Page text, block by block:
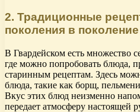
2. Традиционные
поколения в поколение
В Гвардейском есть множество
где можно попробовать блюда,
старинным рецептам. Здесь
блюда, такие как борщ,
Вкус этих блюд неизменно
передает атмосферу настоящей